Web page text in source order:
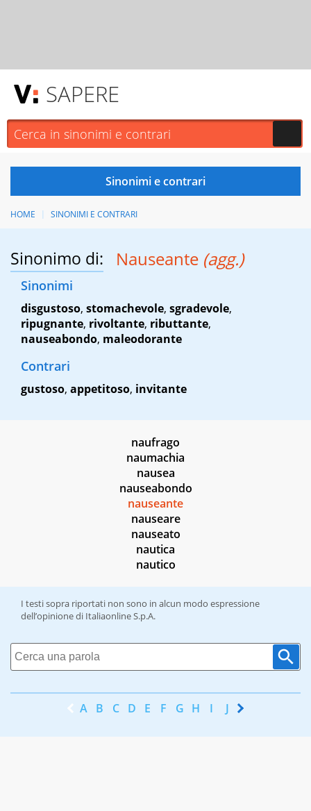
SAPERE
HOME SINONIMI E CONTRARI
Sinonimo di: Nauseante (agg.)
Sinonimi
disgustoso, stomachevole, sgradevole,
ripugnante, rivoltante, ributtante,
nauseabondo, maleodorante
Contrari
gustoso, appetitoso, invitante
naufrago
naumachia
nausea
nauseabondo
nauseante
nauseare
nauseato
nautica
nautico
I testi sopra riportati non sono in alcun modo espressione
dell’opinione di Italiaonline S.p.A.
A B C D E F G H I J K